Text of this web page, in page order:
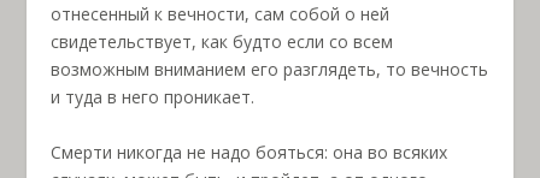
отнесенный к вечности, сам собой о ней
свидетельствует, как будто если со всем
возможным вниманием его разглядеть, то вечность
и туда в него проникает.
Смерти никогда не надо бояться: она во всяких